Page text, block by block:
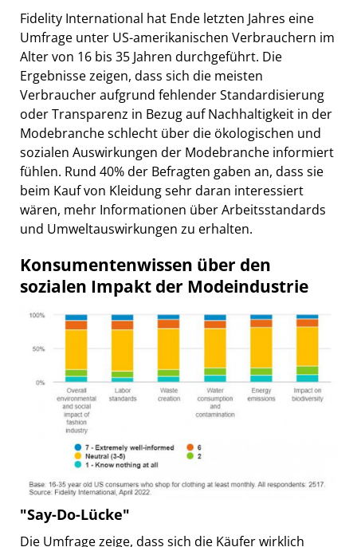
Fidelity International hat Ende letzten Jahres eine
Umfrage unter US-amerikanischen Verbrauchern im
Alter von 16 bis 35 Jahren durchgeführt. Die
Ergebnisse zeigen, dass sich die meisten
Verbraucher aufgrund fehlender Standardisierung
oder Transparenz in Bezug auf Nachhaltigkeit in der
Modebranche schlecht über die ökologischen und
sozialen Auswirkungen der Modebranche informiert
fühlen. Rund 40% der Befragten gaben an, dass sie
beim Kauf von Kleidung sehr daran interessiert
wären, mehr Informationen über Arbeitsstandards
und Umweltauswirkungen zu erhalten.
Konsumentenwissen über den
sozialen Impakt der Modeindustrie
"Say-Do-Lücke"
Die Umfrage zeige, dass sich die Käufer wirklich